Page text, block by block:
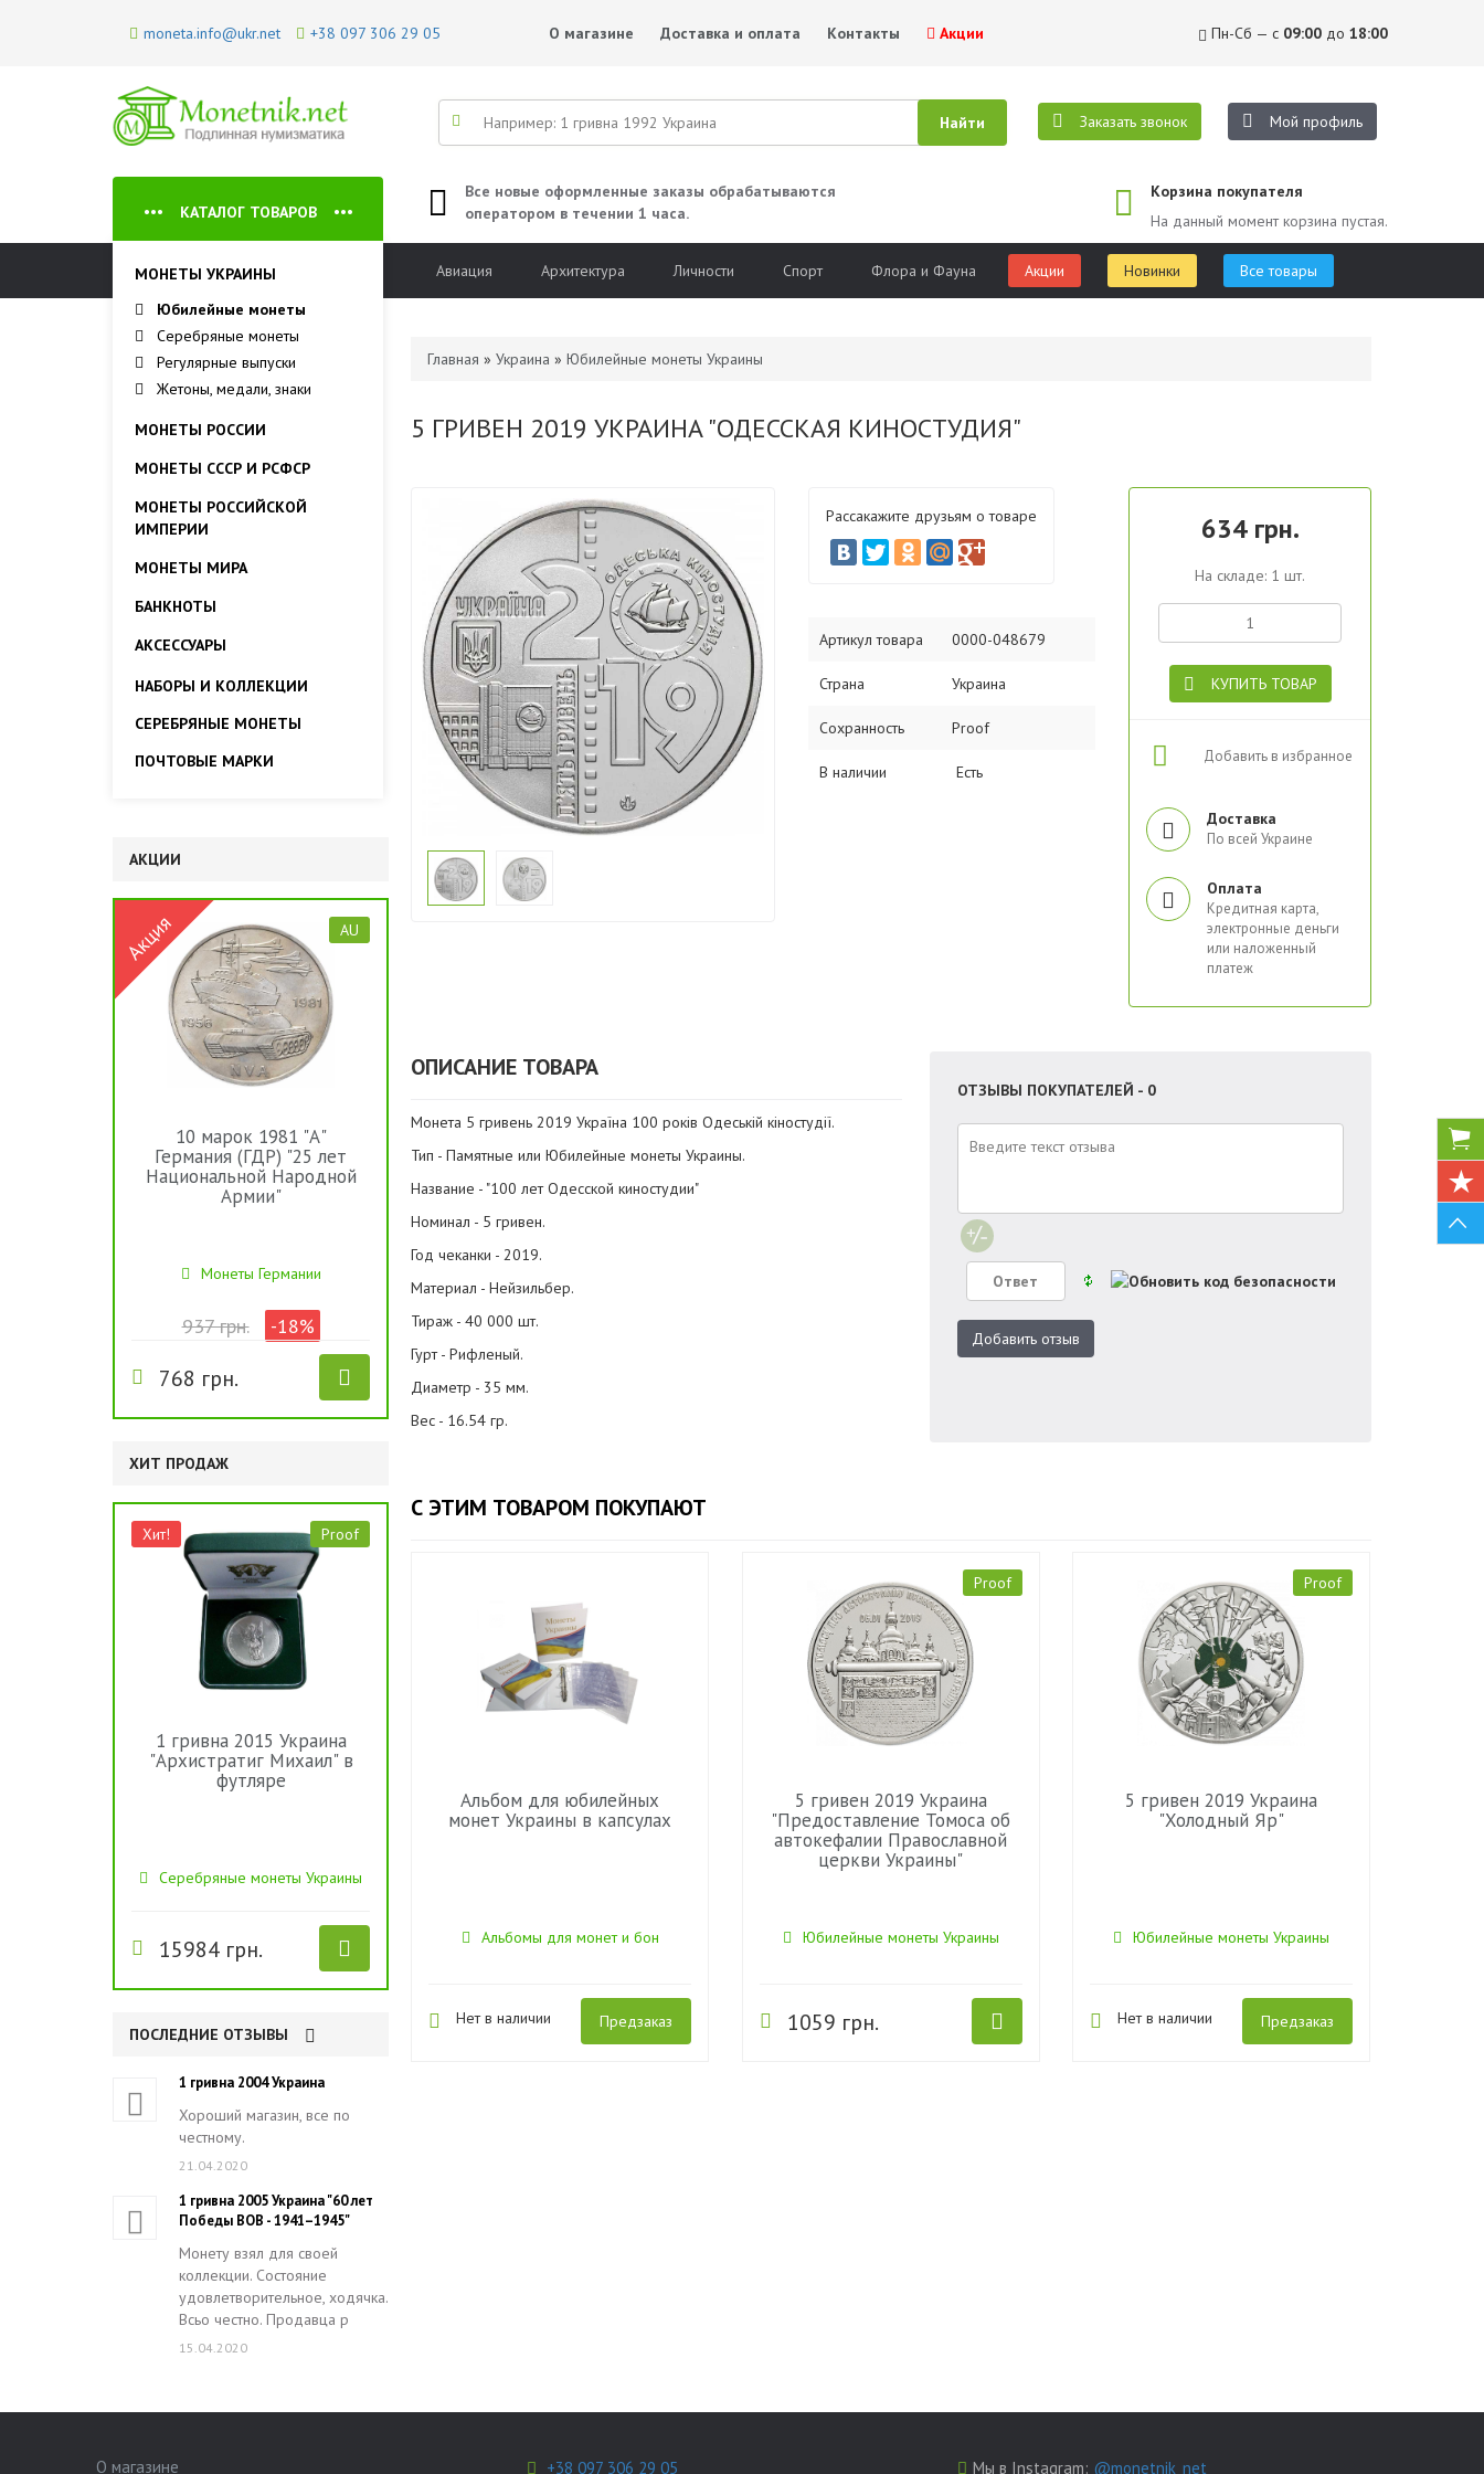
moneta.info@ukr.net +38 097 306 29 05 О магазине Доставка и оплата Контакты Акции Пн-Сб — с 09:00 до 18:00
Заказать звонок Мой профиль
Все новые оформленные заказы обрабатываются
оператором в течении 1 часа.
Корзина покупателя
На данный момент корзина пустая.
Авиация Архитектура Личности Спорт Флора и Фауна Акции Новинки Все товары
КАТАЛОГ ТОВАРОВ
МОНЕТЫ УКРАИНЫ
Юбилейные монеты
Серебряные монеты
Регулярные выпуски
Жетоны, медали, знаки
МОНЕТЫ РОССИИ
МОНЕТЫ СССР И РСФСР
МОНЕТЫ РОССИЙСКОЙ
ИМПЕРИИ
МОНЕТЫ МИРА
БАНКНОТЫ
АКСЕССУАРЫ
НАБОРЫ И КОЛЛЕКЦИИ
СЕРЕБРЯНЫЕ МОНЕТЫ
ПОЧТОВЫЕ МАРКИ
АКЦИИ
AU
10 марок 1981 "А"
Германия (ГДР) "25 лет
Национальной Народной
Армии"
Монеты Германии
937 грн. -18%
768 грн.
ХИТ ПРОДАЖ
Proof
Хит!
1 гривна 2015 Украина
"Архистратиг Михаил" в
футляре
Серебряные монеты Украины
15984 грн.
ПОСЛЕДНИЕ ОТЗЫВЫ
1 гривна 2004 Украина
Хороший магазин, все по
честному.
21.04.2020
1 гривна 2005 Украина "60 лет
Победы ВОВ - 1941–1945"
Монету взял для своей
коллекции. Состояние
удовлетворительное, ходячка.
Всьо честно. Продавца р
15.04.2020
Главная » Украина » Юбилейные монеты Украины
5 ГРИВЕН 2019 УКРАИНА "ОДЕССКАЯ КИНОСТУДИЯ"
Рассакажите друзьям о товаре
Артикул товара 0000-048679
Страна Украина
Сохранность Proof
В наличии Есть
634 грн.
На складе: 1 шт.
КУПИТЬ ТОВАР
Добавить в избранное
Доставка
По всей Украине
Оплата
Кредитная карта,
электронные деньги
или наложенный
платеж
ОПИСАНИЕ ТОВАРА
Монета 5 гривень 2019 Україна 100 років Одеській кіностудії.
Тип - Памятные или Юбилейные монеты Украины.
Название - "100 лет Одесской киностудии"
Номинал - 5 гривен.
Год чеканки - 2019.
Материал - Нейзильбер.
Тираж - 40 000 шт.
Гурт - Рифленый.
Диаметр - 35 мм.
Вес - 16.54 гр.
ОТЗЫВЫ ПОКУПАТЕЛЕЙ - 0
Добавить отзыв
С ЭТИМ ТОВАРОМ ПОКУПАЮТ
Альбом для юбилейных
монет Украины в капсулах
Альбомы для монет и бон
Нет в наличии Предзаказ
Proof
5 гривен 2019 Украина
"Предоставление Томоса об
автокефалии Православной
церкви Украины"
Юбилейные монеты Украины
1059 грн.
Proof
5 гривен 2019 Украина
"Холодный Яр"
Юбилейные монеты Украины
Нет в наличии Предзаказ
О магазине +38 097 306 29 05 Мы в Instagram: @monetnik_net